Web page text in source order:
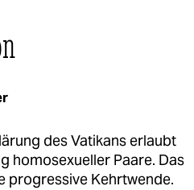
des Vatikans erlaubt
homosexueller Paare. Das
progressive Kehrtwende.